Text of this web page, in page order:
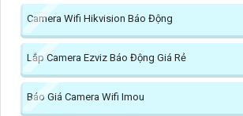
Camera Wifi Hikvision Báo Động
Lắp Camera Ezviz Báo Động Giá Rẻ
Báo Giá Camera Wifi Imou